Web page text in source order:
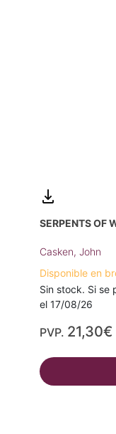
SERPENTS OF
Casken, John
Disponible en
Sin stock. Si se
el 17/08/26
PVP. 21,30€